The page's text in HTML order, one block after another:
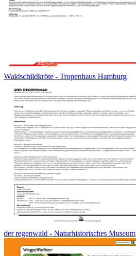
Waldschildkröte - Tropenhaus Hamburg
der regenwald - Naturhistorisches Museum